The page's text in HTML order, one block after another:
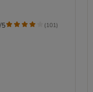
5 (101)